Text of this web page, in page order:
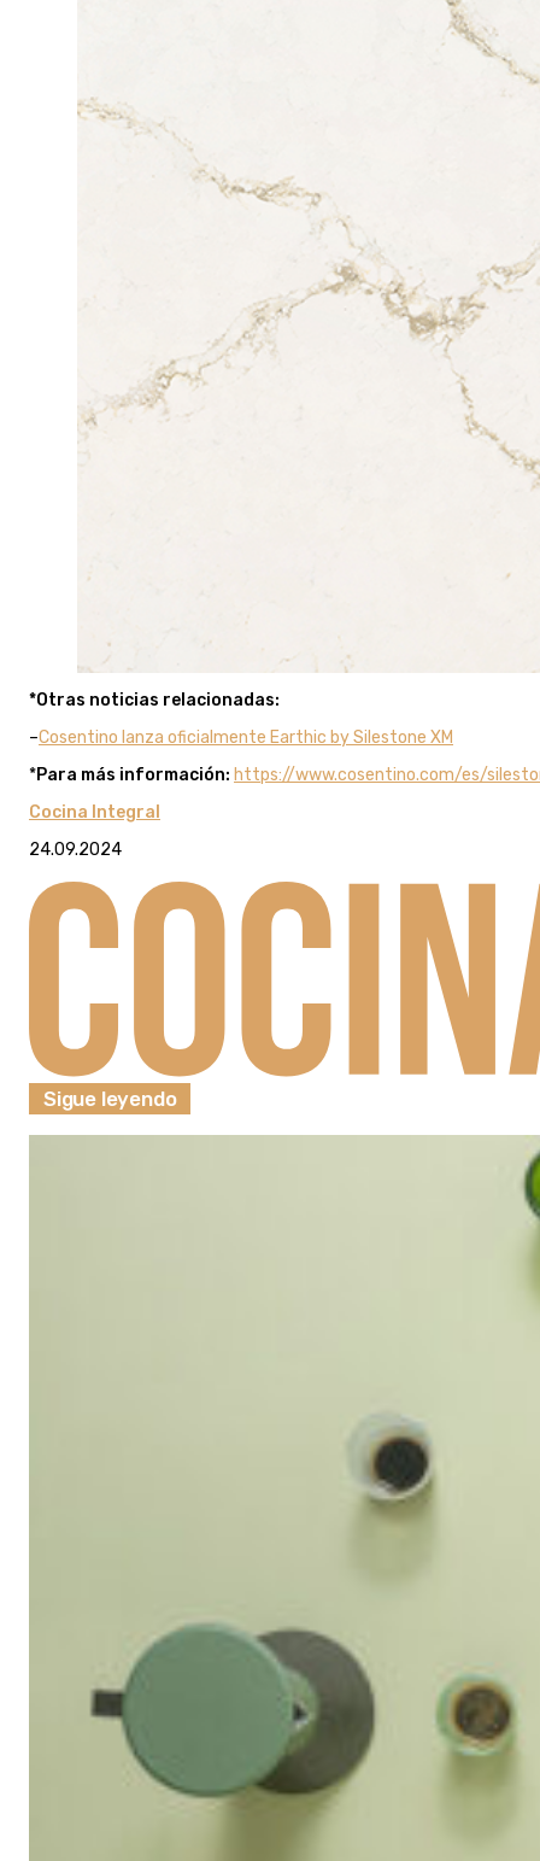
*Otras noticias relacionadas:
–Cosentino lanza oficialmente Earthic by Silestone XM
*Para más información: https://www.cosentino.com/es/
Cocina Integral
24.09.2024
Sigue leyendo